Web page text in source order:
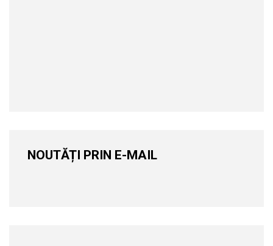
NOUTĂȚI PRIN E-MAIL